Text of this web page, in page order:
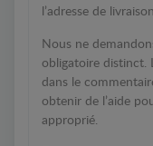
l’adresse de
Nous ne
obligatoire distinct.
dans le
obtenir de l’aide
approprié.